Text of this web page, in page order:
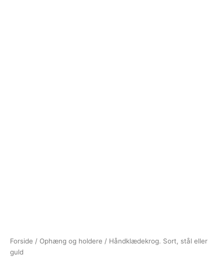
Forside / Ophæng og holdere / Håndklædekrog. Sort, stål eller
guld